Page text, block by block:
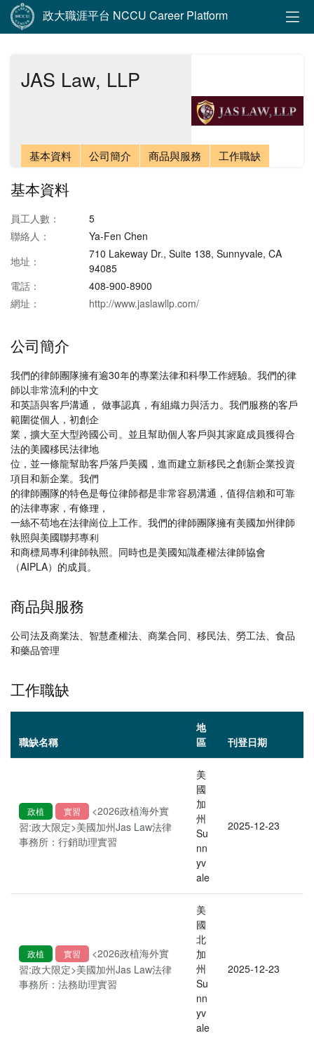
政大職涯平台 NCCU Career Platform
JAS Law, LLP
基本資料 公司簡介 商品與服務 工作職缺
基本資料
員工人數：
5
聯絡人：
Ya-Fen Chen
地址：
710 Lakeway Dr., Suite 138, Sunnyvale, CA
94085
電話：
408-900-8900
網址：
http://www.jaslawllp.com/
公司簡介
我們的律師團隊擁有逾30年的專業法律和科學工作經驗。我們的律
師以非常流利的中文
和英語與客戶溝通， 做事認真，有組織力與活力。我們服務的客戶
範圍從個人，初創企
業，擴大至大型跨國公司。並且幫助個人客戶與其家庭成員獲得合
法的美國移民法律地
位，並一條龍幫助客戶落戶美國，進而建立新移民之創新企業投資
項目和新企業。我們
的律師團隊的特色是每位律師都是非常容易溝通，值得信賴和可靠
的法律專家，有條理，
一絲不苟地在法律崗位上工作。我們的律師團隊擁有美國加州律師
執照與美國聯邦專利
和商標局專利律師執照。同時也是美國知識產權法律師協會
（AIPLA）的成員。
商品與服務
公司法及商業法、智慧產權法、商業合同、移民法、勞工法、食品
和藥品管理
工作職缺
職缺名稱
地
區
刊登日期
政植 實習
<2026政植海外實
習:政大限定>美國加州Jas Law法律
事務所：行銷助理實習
美
國
加
州
Su
nn
yv
ale
2025-12-23
政植 實習
<2026政植海外實
習:政大限定>美國加州Jas Law法律
事務所：法務助理實習
美
國
北
加
州
Su
nn
yv
ale
2025-12-23